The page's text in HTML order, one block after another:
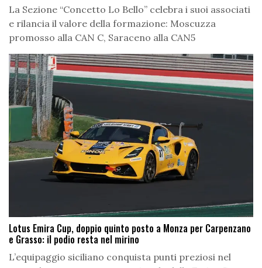
La Sezione “Concetto Lo Bello” celebra i suoi associati
e rilancia il valore della formazione: Moscuzza
promosso alla CAN C, Saraceno alla CAN5
Lotus Emira Cup, doppio quinto posto a Monza per Carpenzano
e Grasso: il podio resta nel mirino
L’equipaggio siciliano conquista punti preziosi nel